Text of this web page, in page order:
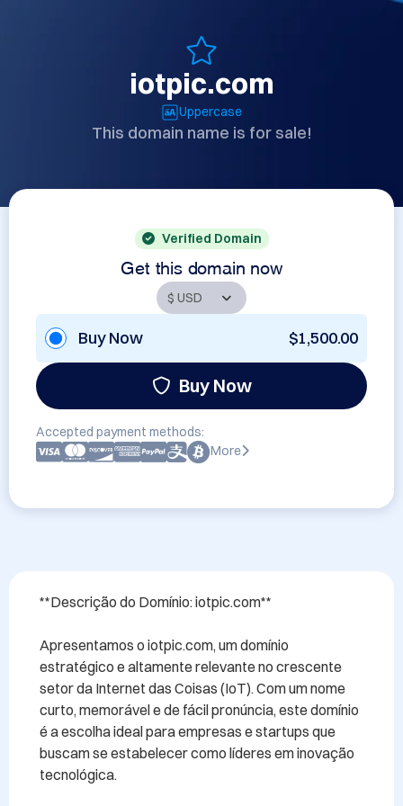
iotpic.com
Uppercase
This domain name is for sale!
Verified Domain
Get this domain now
Buy Now $1,500.00
Buy Now
Accepted payment methods:
More
**Descrição do Domínio: iotpic.com**
Apresentamos o iotpic.com, um domínio
estratégico e altamente relevante no crescente
setor da Internet das Coisas (IoT). Com um nome
curto, memorável e de fácil pronúncia, este domínio
é a escolha ideal para empresas e startups que
buscam se estabelecer como líderes em inovação
tecnológica.